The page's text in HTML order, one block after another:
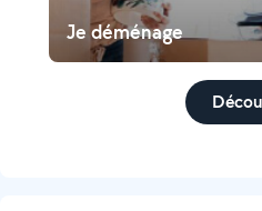
Je déménage